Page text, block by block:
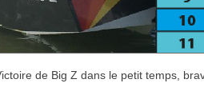
de Big Z dans le petit temps,